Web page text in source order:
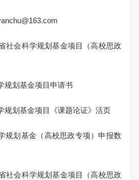
社会科学规划基金项目（高校思政
规划基金项目申请书
规划基金项目《课题论证》活页
规划基金（高校思政专项）申报数
社会科学规划基金项目（高校思政